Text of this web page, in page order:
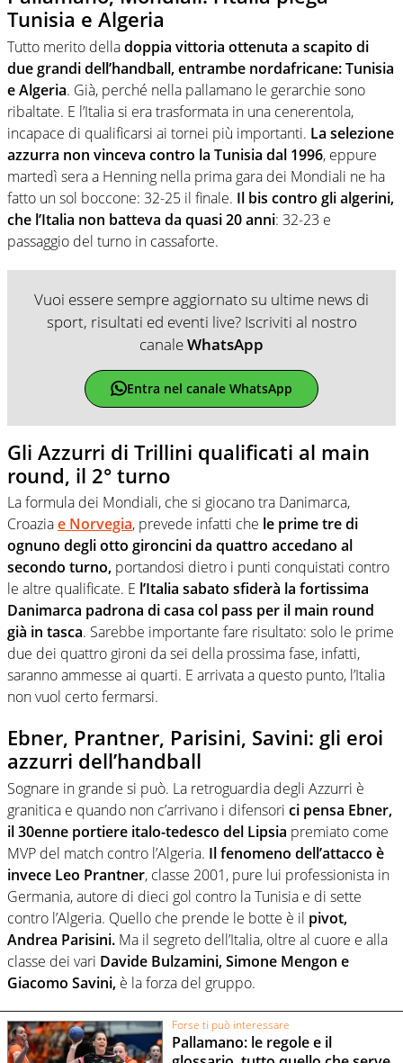
Tunisia e Algeria
Tutto merito delladoppia vittoria ottenuta a scapito di
due grandi dell’handball, entrambe nordafricane: Tunisia
e Algeria. Già, perché nella pallamano le gerarchie sono
ribaltate. E l’Italia si era trasformata in una cenerentola,
incapace di qualificarsi ai tornei più importanti. La selezione
azzurra non vinceva contro la Tunisia dal 1996, eppure
martedì sera a Henning nella prima gara dei Mondiali ne ha
fatto un sol boccone: 32-25 il finale. Il bis contro gli algerini,
che l’Italia non batteva da quasi 20 anni: 32-23 e
passaggio del turno in cassaforte.
Vuoi essere sempre aggiornato su ultime news di
sport, risultati ed eventi live? Iscriviti al nostro
canaleWhatsApp
Entra nel canale WhatsApp
Gli Azzurri di Trillini qualificati al main
round, il 2° turno
La formula dei Mondiali, che si giocano tra Danimarca,
Croaziae Norvegia, prevede infatti che le prime tre di
ognuno degli otto gironcini da quattro accedano al
secondo turno, portandosi dietro i punti conquistati contro
le altre qualificate. E l’Italia sabato sfiderà la fortissima
Danimarca padrona di casa col pass per il main round
già in tasca. Sarebbe importante fare risultato: solo le prime
due dei quattro gironi da sei della prossima fase, infatti,
saranno ammesse ai quarti. E arrivata a questo punto, l’Italia
non vuol certo fermarsi.
Ebner, Prantner, Parisini, Savini: gli eroi
azzurri dell’handball
Sognare in grande si può. La retroguardia degli Azzurri è
granitica e quando non c’arrivano i difensori ci pensa Ebner,
il 30enne portiere italo-tedesco del Lipsia premiato come
MVP del match contro l’Algeria. Il fenomeno dell’attacco è
invece Leo Prantner, classe 2001, pure lui professionista in
Germania, autore di dieci gol contro la Tunisia e di sette
contro l’Algeria. Quello che prende le botte è il pivot,
Andrea Parisini. Ma il segreto dell’Italia, oltre al cuore e alla
classe dei vari Davide Bulzamini, Simone Mengon e
Giacomo Savini, è la forza del gruppo.
Forse ti può interessare
Pallamano: le regole e il